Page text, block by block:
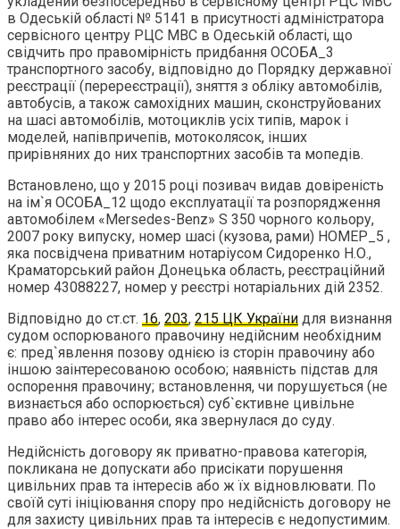
в Одеській області № 5141 в присутності адміністратора
сервісного центру РЦС МВС в Одеській області, що
свідчить про правомірність придбання ОСОБА_3
транспортного засобу, відповідно до Порядку державної
реєстрації (перереєстрації), зняття з обліку автомобілів,
автобусів, а також самохідних машин, сконструйованих
на шасі автомобілів, мотоциклів усіх типів, марок і
моделей, напівпричепів, мотоколясок, інших
прирівняних до них транспортних засобів та мопедів.
Встановлено, що у 2015 році позивач видав довіреність
на ім`я ОСОБА_12 щодо експлуатації та розпорядження
автомобілем «Mersedes-Benz» S 350 чорного кольору,
2007 року випуску, номер шасі (кузова, рами) НОМЕР_5 ,
яка посвідчена приватним нотаріусом Сидоренко Н.О.,
Краматорський район Донецька область, реєстраційний
номер 43088227, номер у реєстрі нотаріальних дій 2352.
Відповідно до ст.ст. 16, 203, 215 ЦК України для визнання
судом оспорюваного правочину недійсним необхідним
є: пред`явлення позову однією із сторін правочину або
іншою заінтересованою особою; наявність підстав для
оспорення правочину; встановлення, чи порушується (не
визнається або оспорюється) суб`єктивне цивільне
право або інтерес особи, яка звернулася до суду.
Недійсність договору як приватно-правова категорія,
покликана не допускати або присікати порушення
цивільних прав та інтересів або ж їх відновлювати. По
своїй суті ініціювання спору про недійсність договору не
для захисту цивільних прав та інтересів є недопустимим.